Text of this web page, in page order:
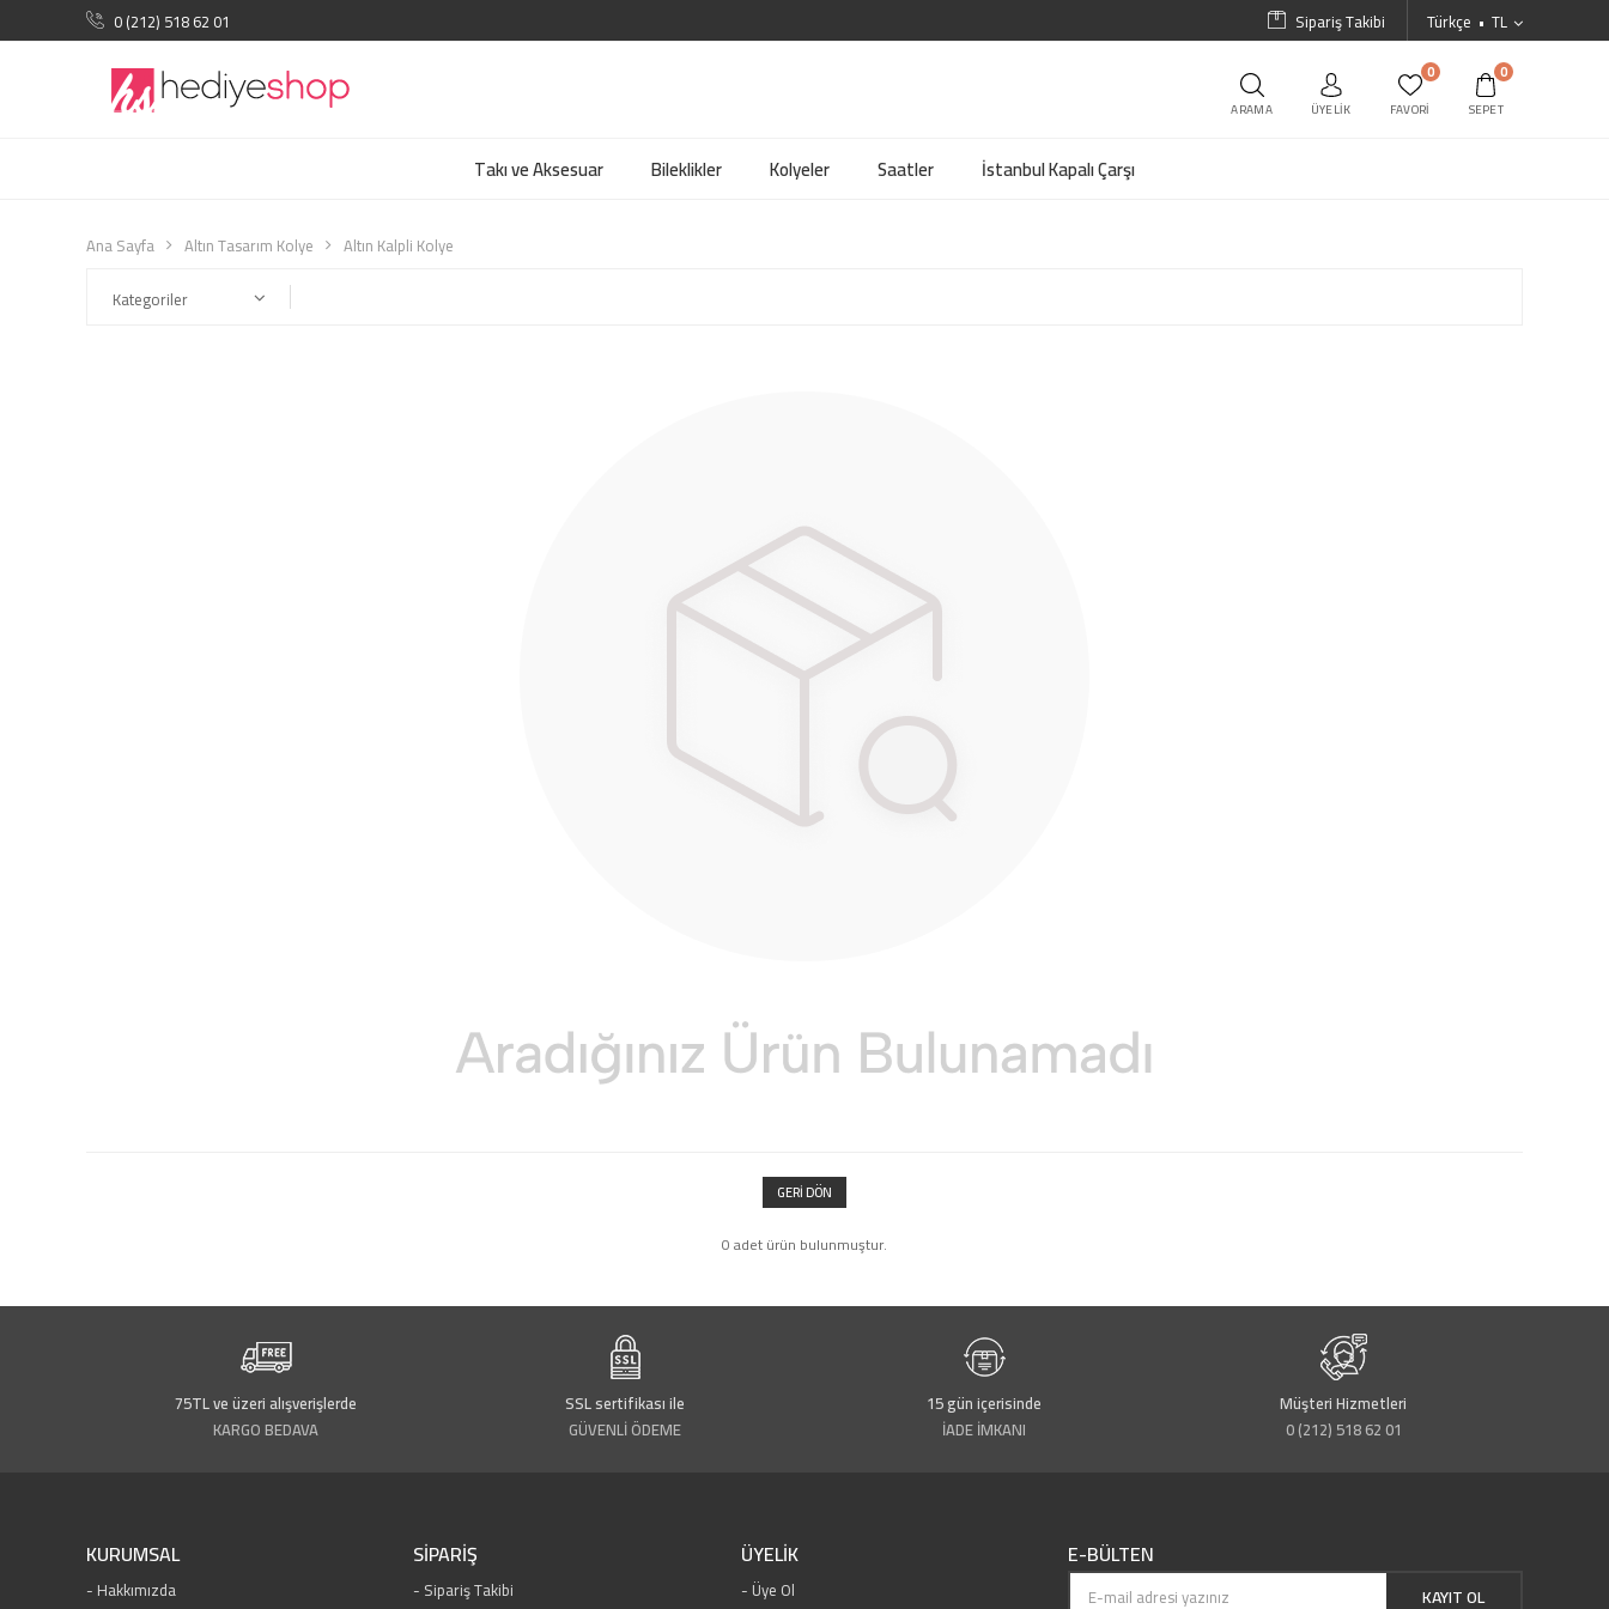
0 (212) 518 62 01 Türkçe TL
Sipariş Takibi
ARAMA ÜYELIK
0
FAVORI
0
SEPET
Takı ve Aksesuar Bileklikler Kolyeler Saatler İstanbul Kapalı Çarşı
Ana Sayfa Altın Tasarım Kolye
Altın Kalpli Kolye
Kategoriler
GERI DÖN
0 adet ürün bulunmuştur.
75TL ve üzeri alışverişlerde
KARGO BEDAVA
SSL sertifikası ile
GÜVENLİ ÖDEME
15 gün içerisinde
İADE İMKANI
Müşteri Hizmetleri
0 (212) 518 62 01
KURUMSAL
Hakkımızda
SİPARİŞ
Sipariş Takibi
ÜYELİK
Üye Ol
E-BÜLTEN
KAYIT OL